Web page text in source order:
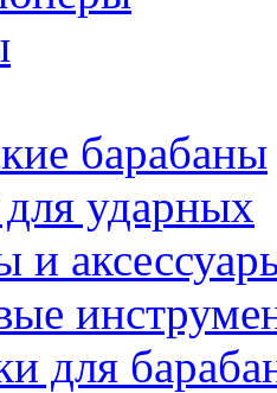
барабаны
ударных
и
для